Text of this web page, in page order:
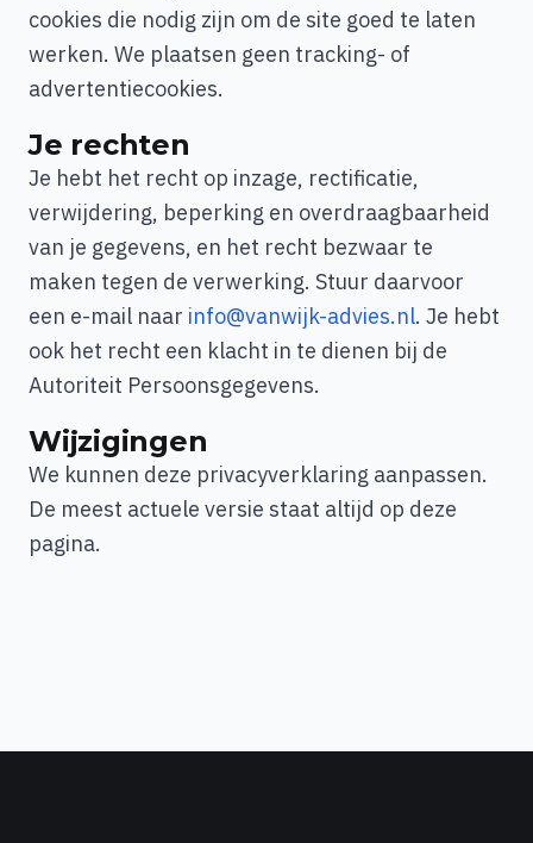
cookies die nodig zijn om de site goed te laten
werken. We plaatsen geen tracking- of
advertentiecookies.
Je rechten
Je hebt het recht op inzage, rectificatie,
verwijdering, beperking en overdraagbaarheid
van je gegevens, en het recht bezwaar te
maken tegen de verwerking. Stuur daarvoor
een e-mail naar info@vanwijk-advies.nl. Je hebt
ook het recht een klacht in te dienen bij de
Autoriteit Persoonsgegevens.
Wijzigingen
We kunnen deze privacyverklaring aanpassen.
De meest actuele versie staat altijd op deze
pagina.